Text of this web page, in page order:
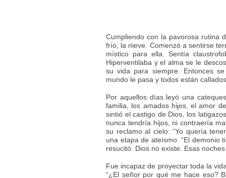
Cumpliendo con la pavorosa rutina
frío, la nieve. Comenzó a sentirse
místico para ella. Sentía
Hiperventilaba y el alma se le
su vida para siempre. Entonces
mundo le pasa y todos están
Por aquellos días leyó una
familia, los amados hijos, el amor
sintió el castigo de Dios, los
nunca tendría hijos, ni contraería
su reclamo al cielo: “Yo quería
una etapa de ateísmo. “El demonio
resucitó. Dios no existe. Esas
Fue incapaz de proyectar toda la
“¿El señor por qué me hace eso?